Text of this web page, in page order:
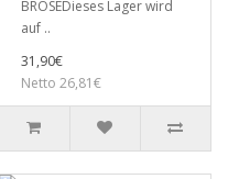
BROSEDieses Lager wird
auf ..
31,90€
Netto 26,81€